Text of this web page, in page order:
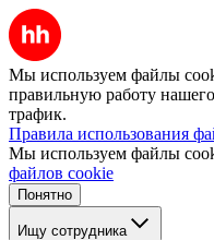
Мы используем файлы
правильную работу
трафик.
Правила использования
Мы используем файлы
файлов cookie
Понятно
Ищу сотрудника